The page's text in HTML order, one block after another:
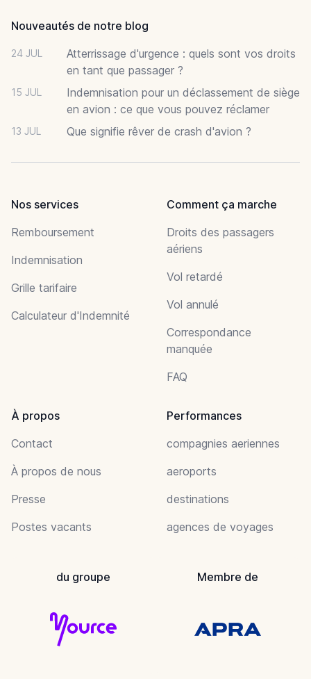
Nouveautés de notre blog
24 JUL
Atterrissage d'urgence : quels sont vos droits
en tant que passager ?
15 JUL
Indemnisation pour un déclassement de siège
en avion : ce que vous pouvez réclamer
13 JUL Que signifie rêver de crash d'avion ?
Nos services
Remboursement
Indemnisation
Grille tarifaire
Calculateur d'Indemnité
Comment ça marche
Droits des passagers
aériens
Vol retardé
Vol annulé
Correspondance
manquée
FAQ
À propos
Contact
À propos de nous
Presse
Postes vacants
Performances
compagnies aeriennes
aeroports
destinations
agences de voyages
du groupe Membre de